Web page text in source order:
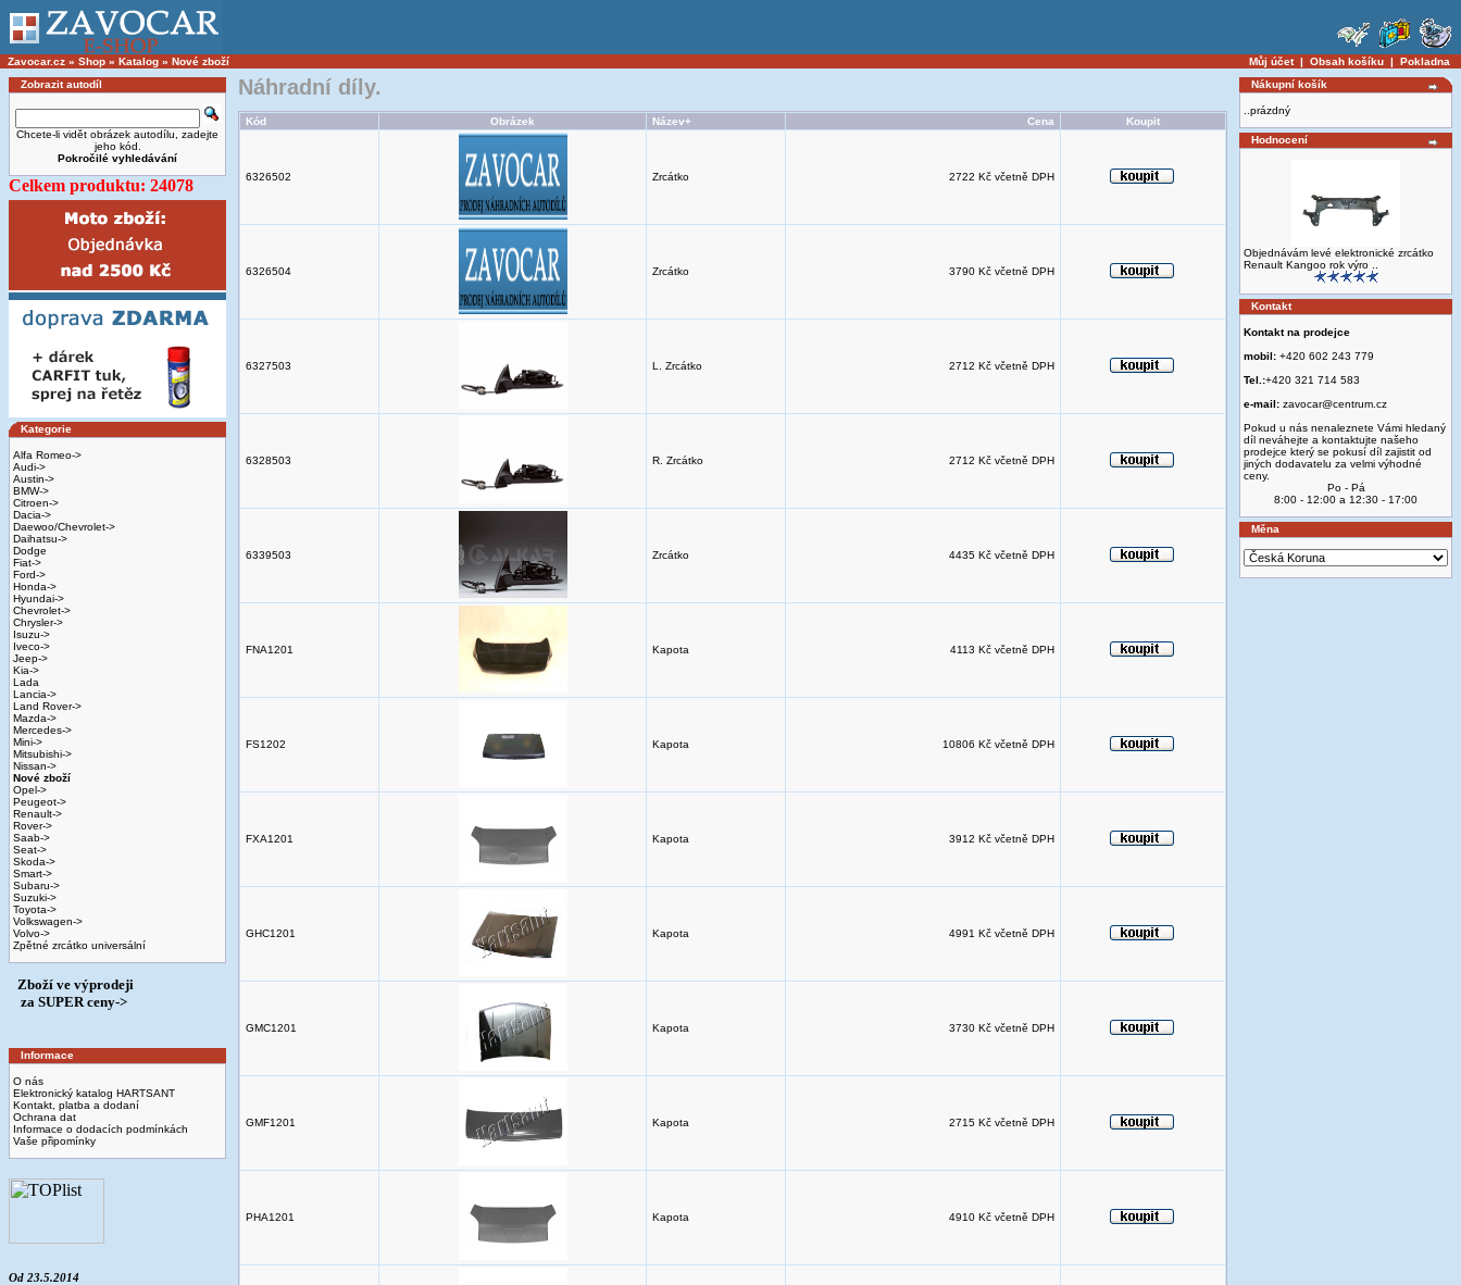
Zavocar.cz » Shop » Katalog » Nové zboží Můj účet| Obsah košíku | Pokladna
Zobrazit autodíl
Chcete-li vidět obrázek autodílu, zadejte
jeho kód.
Pokročilé vyhledávání
Celkem produktu: 24078
Kategorie
Alfa Romeo->
Audi->
Austin->
BMW->
Citroen->
Dacia->
Daewoo/Chevrolet->
Daihatsu->
Dodge
Fiat->
Ford->
Honda->
Hyundai->
Chevrolet->
Chrysler->
Isuzu->
Iveco->
Jeep->
Kia->
Lada
Lancia->
Land Rover->
Mazda->
Mercedes->
Mini->
Mitsubishi->
Nissan->
Nové zboží
Opel->
Peugeot->
Renault->
Rover->
Saab->
Seat->
Skoda->
Smart->
Subaru->
Suzuki->
Toyota->
Volkswagen->
Volvo->
Zpětné zrcátko universální
Zboží ve výprodeji
­ za SUPER ceny->
Informace
O nás
Elektronický katalog HARTSANT
Kontakt, platba a dodaní
Ochrana dat
Informace o dodacích podmínkách
Vaše připomínky
Od 23.5.2014
Náhradní díly.
Kód Obrázek Název+ Cena Koupit
6326502 Zrcátko 2722 Kč včetně DPH
6326504 Zrcátko 3790 Kč včetně DPH
6327503 L. Zrcátko 2712 Kč včetně DPH
6328503 R. Zrcátko 2712 Kč včetně DPH
6339503 Zrcátko 4435 Kč včetně DPH
FNA1201 Kapota 4113 Kč včetně DPH
FS1202 Kapota 10806 Kč včetně DPH
FXA1201 Kapota 3912 Kč včetně DPH
GHC1201 Kapota 4991 Kč včetně DPH
GMC1201 Kapota 3730 Kč včetně DPH
GMF1201 Kapota 2715 Kč včetně DPH
PHA1201 Kapota 4910 Kč včetně DPH
Nákupní košík
..prázdný
Hodnocení
Objednávám levé elektronické zrcátko
Renault Kangoo rok výro ..
Kontakt
Kontakt na prodejce
mobil: +420 602 243 779
Tel.:+420 321 714 583
e-mail: zavocar@centrum.cz
Pokud u nás nenaleznete Vámi hledaný
díl neváhejte a kontaktujte našeho
prodejce který se pokusí díl zajistit od
jiných dodavatelu za velmi výhodné
ceny.
Po - Pá
8:00 - 12:00 a 12:30 - 17:00
Měna